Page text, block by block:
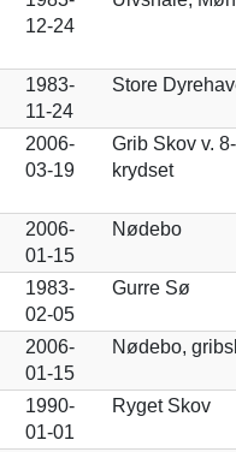
12-24
1983-
11-24
Store
2006-
03-19
Grib Skov v.
krydset
2006-
01-15
Nødebo
1983-
02-05
Gurre Sø
2006-
01-15
Nødebo,
1990-
01-01
Ryget Skov